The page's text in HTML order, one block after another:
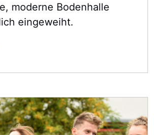
moderne Bodenhalle
eingeweiht.